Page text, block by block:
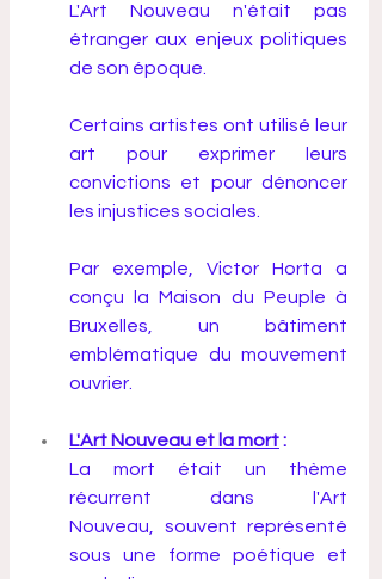
L'Art Nouveau n'était pas
étranger aux enjeux politiques
de son époque.
Certains artistes ont utilisé leur
art pour exprimer leurs
convictions et pour dénoncer
les injustices sociales.
Par exemple, Victor Horta a
conçu la Maison du Peuple à
Bruxelles, un bâtiment
emblématique du mouvement
ouvrier.
L'Art Nouveau et la mort :
La mort était un thème
récurrent dans l'Art
Nouveau, souvent représenté
sous une forme poétique et